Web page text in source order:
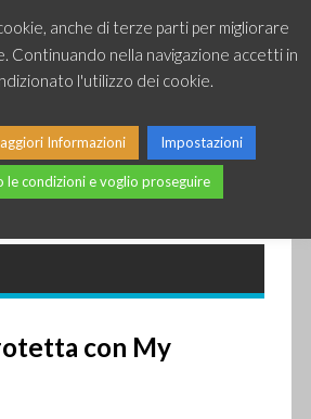
IT
con My
anche di terze parti per migliorare
Continuando nella navigazione accetti in
l'utilizzo dei cookie.
Informazioni Impostazioni
le condizioni e voglio proseguire